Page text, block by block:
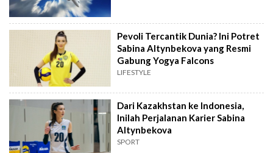
Pevoli Tercantik Dunia? Ini Potret
Sabina Altynbekova yang Resmi
Gabung Yogya Falcons
LIFESTYLE
Dari Kazakhstan ke Indonesia,
Inilah Perjalanan Karier Sabina
Altynbekova
SPORT